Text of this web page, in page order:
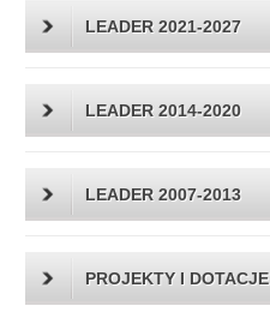
LEADER 2021-2027
LEADER 2014-2020
LEADER 2007-2013
PROJEKTY I DOTACJE